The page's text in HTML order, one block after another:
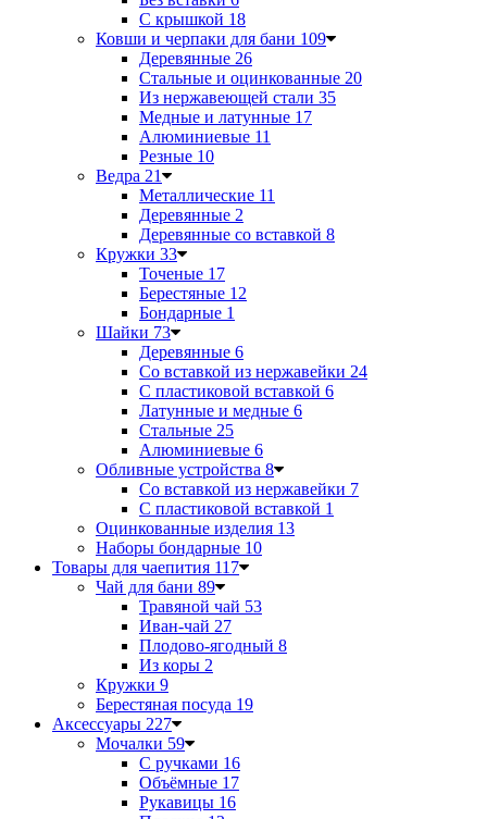
С крышкой 18
Ковши и черпаки для бани 109
Деревянные 26
Стальные и оцинкованные 20
Из нержавеющей стали 35
Медные и латунные 17
Алюминиевые 11
Резные 10
Ведра 21
Металлические 11
Деревянные 2
Деревянные со вставкой 8
Кружки 33
Точеные 17
Берестяные 12
Бондарные 1
Шайки 73
Деревянные 6
Со вставкой из нержавейки 24
С пластиковой вставкой 6
Латунные и медные 6
Стальные 25
Алюминиевые 6
Обливные устройства 8
Со вставкой из нержавейки 7
С пластиковой вставкой 1
Оцинкованные изделия 13
Наборы бондарные 10
Товары для чаепития 117
Чай для бани 89
Травяной чай 53
Иван-чай 27
Плодово-ягодный 8
Из коры 2
Кружки 9
Берестяная посуда 19
Аксессуары 227
Мочалки 59
С ручками 16
Объёмные 17
Рукавицы 16